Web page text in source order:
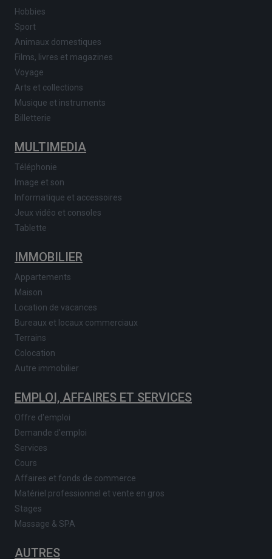
Hobbies
Sport
Animaux domestiques
Films, livres et magazines
Voyage
Arts et collections
Musique et instruments
Billetterie
MULTIMEDIA
Téléphonie
Image et son
Informatique et accessoires
Jeux vidéo et consoles
Tablette
IMMOBILIER
Appartements
Maison
Location de vacances
Bureaux et locaux commerciaux
Terrains
Colocation
Autre immobilier
EMPLOI, AFFAIRES ET SERVICES
Offre d'emploi
Demande d'emploi
Services
Cours
Affaires et fonds de commerce
Matériel professionnel et vente en gros
Stages
Massage & SPA
AUTRES